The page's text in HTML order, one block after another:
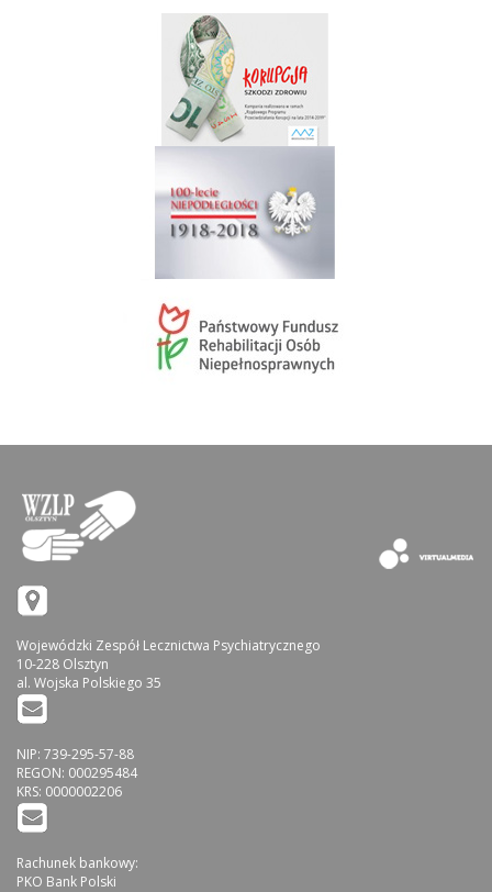
Wojewódzki Zespół Lecznictwa Psychiatrycznego
10-228 Olsztyn
al. Wojska Polskiego 35
NIP: 739-295-57-88
REGON: 000295484
KRS: 0000002206
Rachunek bankowy:
PKO Bank Polski